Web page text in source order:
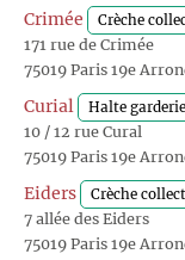
Crimée Crèche
171 rue de Crimée
75019 Paris 19e
Curial Halte garderie
10 / 12 rue Cural
75019 Paris 19e
Eiders Crèche
7 allée des Eiders
75019 Paris 19e